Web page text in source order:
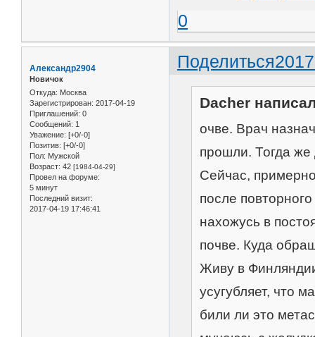
0
Поделиться
Александр2904
Новичок
Откуда: Москва
Зарегистрирован: 2017-04-19
Приглашений: 0
Сообщений: 1
Уважение: [+0/-0]
Позитив: [+0/-0]
Пол: Мужской
Возраст: 42 [1984-04-29]
Провел на форуме:
5 минут
Последний визит:
2017-04-19 17:46:41
Dacher
очве. Врач
прошли. Тогда же
Сейчас,
после
нахожусь в
почве. Куда
Живу в
усугубляет, что
били ли это